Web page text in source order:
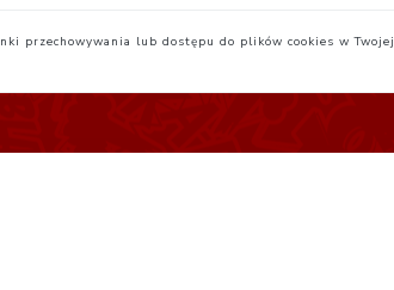
przechowywania lub dostępu do plików cookies w Twojej